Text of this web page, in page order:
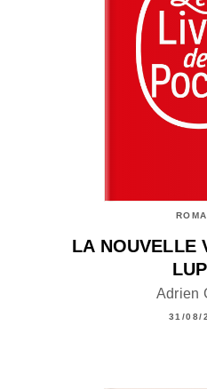
LA NOUVELLE
Adrien
31/08/